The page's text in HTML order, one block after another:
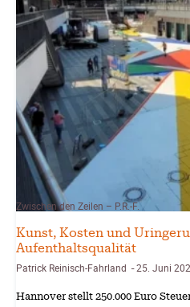
Zwischen den Zeilen – P.R.-F.
Kunst, Kosten und
Aufenthaltsqualität
Patrick Reinisch-Fahrland -25. Juni
Hannover stellt 250.000 Euro